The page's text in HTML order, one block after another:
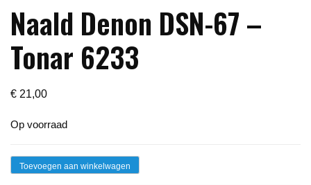
Naald Denon DSN-67 –
Tonar 6233
€ 21,00
Op voorraad
Naald
Toevoegen aan winkelwagen